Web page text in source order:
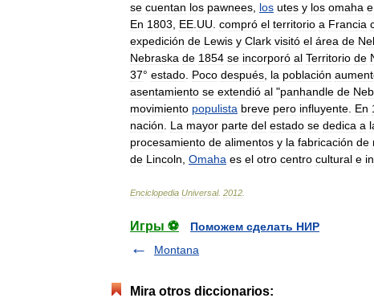
se cuentan los pawnees, los utes y los omaha
En 1803, EE.UU. compró el territorio a Francia
expedición de Lewis y Clark visitó el área de
Nebraska de 1854 se incorporó al Territorio de
37° estado. Poco después, la población
asentamiento se extendió al "panhandle de
movimiento populista breve pero influyente. En
nación. La mayor parte del estado se dedica a
procesamiento de alimentos y la fabricación de
de Lincoln, Omaha es el otro centro cultural e
Enciclopedia Universal. 2012
Игры ⚽
Поможем сделать НИР
Montana
Mira otros diccionarios: